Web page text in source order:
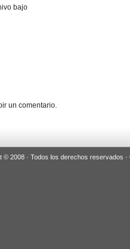
bajo
un comentario.
© 2008 · Todos los derechos reservados ·